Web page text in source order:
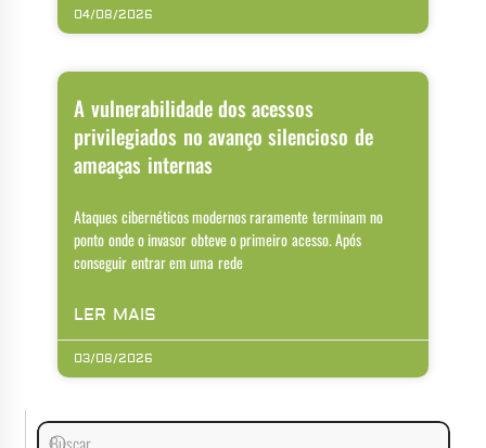
04/08/2026
A vulnerabilidade dos acessos
privilegiados no avanço silencioso de
ameaças internas
Ataques cibernéticos modernos raramente terminam no
ponto onde o invasor obteve o primeiro acesso. Após
conseguir entrar em uma rede
LER MAIS
03/08/2026